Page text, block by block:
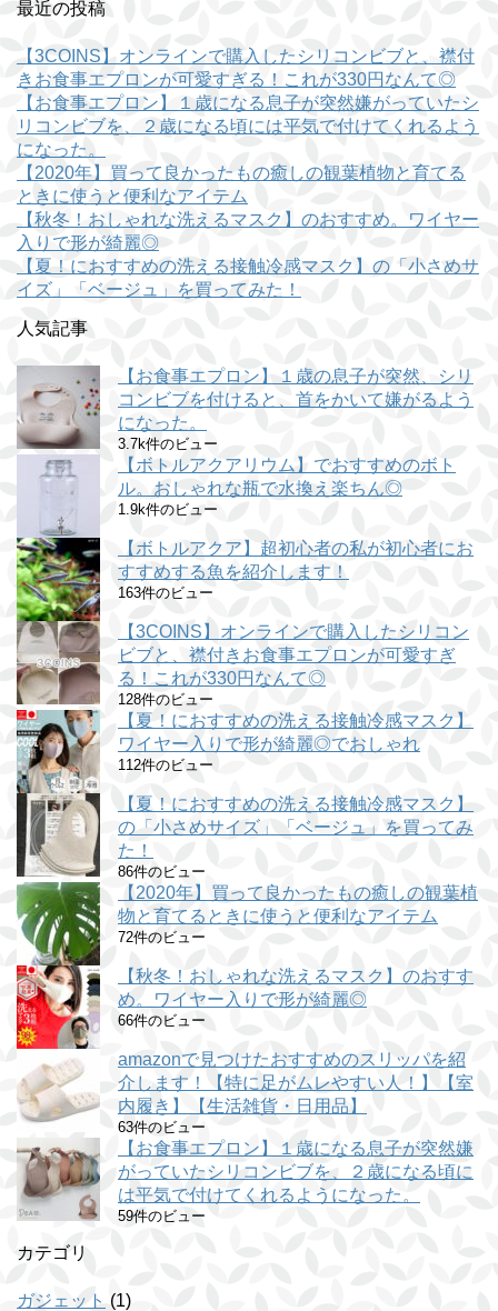
最近の投稿
【3COINS】オンラインで購入したシリコンビブと、襟付
きお食事エプロンが可愛すぎる！これが330円なんて◎
【お食事エプロン】１歳になる息子が突然嫌がっていたシ
リコンビブを、２歳になる頃には平気で付けてくれるよう
になった。
【2020年】買って良かったもの癒しの観葉植物と育てる
ときに使うと便利なアイテム
【秋冬！おしゃれな洗えるマスク】のおすすめ。ワイヤー
入りで形が綺麗◎
【夏！におすすめの洗える接触冷感マスク】の「小さめサ
イズ」「ベージュ」を買ってみた！
人気記事
【お食事エプロン】１歳の息子が突然、シリ
コンビブを付けると、首をかいて嫌がるよう
になった。
3.7k件のビュー
【ボトルアクアリウム】でおすすめのボト
ル。おしゃれな瓶で水換え楽ちん◎
1.9k件のビュー
【ボトルアクア】超初心者の私が初心者にお
すすめする魚を紹介します！
163件のビュー
【3COINS】オンラインで購入したシリコン
ビブと、襟付きお食事エプロンが可愛すぎ
る！これが330円なんて◎
128件のビュー
【夏！におすすめの洗える接触冷感マスク】
ワイヤー入りで形が綺麗◎でおしゃれ
112件のビュー
【夏！におすすめの洗える接触冷感マスク】
の「小さめサイズ」「ベージュ」を買ってみ
た！
86件のビュー
【2020年】買って良かったもの癒しの観葉植
物と育てるときに使うと便利なアイテム
72件のビュー
【秋冬！おしゃれな洗えるマスク】のおすす
め。ワイヤー入りで形が綺麗◎
66件のビュー
amazonで見つけたおすすめのスリッパを紹
介します！【特に足がムレやすい人！】【室
内履き】【生活雑貨・日用品】
63件のビュー
【お食事エプロン】１歳になる息子が突然嫌
がっていたシリコンビブを、２歳になる頃に
は平気で付けてくれるようになった。
59件のビュー
カテゴリ
ガジェット (1)